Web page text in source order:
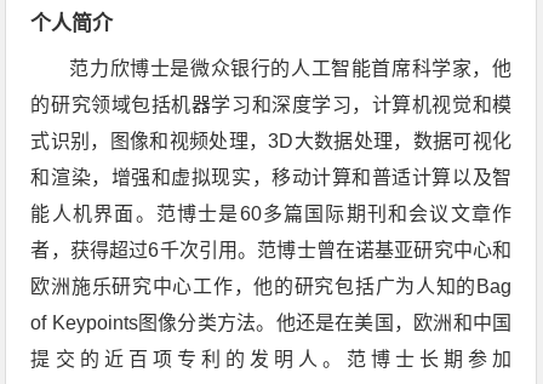
个人简介
范力欣博士是微众银行的人工智能首席科学家，他
的研究领域包括机器学习和深度学习，计算机视觉和模
式识别，图像和视频处理，3D大数据处理，数据可视化
和渲染，增强和虚拟现实，移动计算和普适计算以及智
能人机界面。范博士是60多篇国际期刊和会议文章作
者，获得超过6千次引用。范博士曾在诺基亚研究中心和
欧洲施乐研究中心工作，他的研究包括广为人知的Bag
of Keypoints图像分类方法。他还是在美国，欧洲和中国
提交的近百项专利的发明人。范博士长期参加